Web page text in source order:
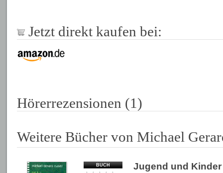
Jetzt direkt kaufen bei:
Hörerrezensionen (1)
Weitere Bücher von Michael
BUCH Jugend und Kinder